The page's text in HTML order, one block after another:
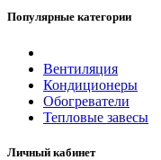
Популярные категории
Вентиляция
Кондиционеры
Обогреватели
Тепловые завесы
Личный кабинет